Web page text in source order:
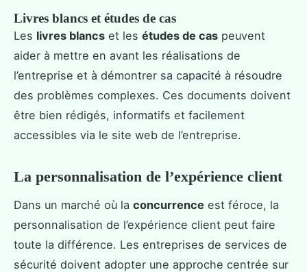
Livres blancs et études de cas
Les livres blancs et les études de cas peuvent
aider à mettre en avant les réalisations de
l’entreprise et à démontrer sa capacité à résoudre
des problèmes complexes. Ces documents doivent
être bien rédigés, informatifs et facilement
accessibles via le site web de l’entreprise.
La personnalisation de l’expérience client
Dans un marché où la concurrence est féroce, la
personnalisation de l’expérience client peut faire
toute la différence. Les entreprises de services de
sécurité doivent adopter une approche centrée sur